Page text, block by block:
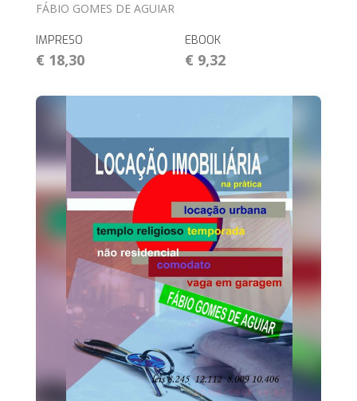
FÁBIO GOMES DE AGUIAR
IMPRESO
€ 18,30
EBOOK
€ 9,32